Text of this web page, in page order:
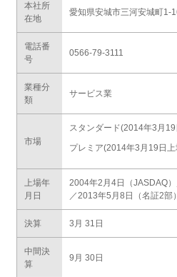
本社所
在地
愛知県安城市三河安城町1-
電話番
号
0566-79-3111
業種分
類
サービス業
市場
スタンダード(2014年3月
プレミア(2014年3月19日上
上場年
月日
2004年2月4日（JASDAQ
／2013年5月8日（名証2部）
決算 3月 31日
中間決
算
9月 30日